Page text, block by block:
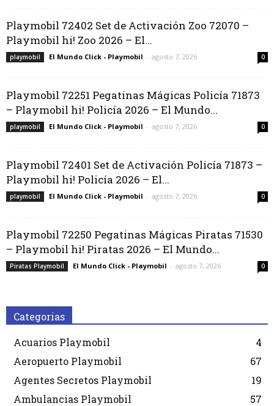
Playmobil 72402 Set de Activación Zoo 72070 –
Playmobil hi! Zoo 2026 – El...
playmobil El Mundo Click - Playmobil - agosto 7, 2026 0
Playmobil 72251 Pegatinas Mágicas Policía 71873
– Playmobil hi! Policía 2026 – El Mundo...
playmobil El Mundo Click - Playmobil - agosto 7, 2026 0
Playmobil 72401 Set de Activación Policía 71873 –
Playmobil hi! Policía 2026 – El...
playmobil El Mundo Click - Playmobil - agosto 7, 2026 0
Playmobil 72250 Pegatinas Mágicas Piratas 71530
– Playmobil hi! Piratas 2026 – El Mundo...
Piratas Playmobil El Mundo Click - Playmobil - agosto 7, 2026 0
Categorias
Acuarios Playmobil
4
Aeropuerto Playmobil
67
Agentes Secretos Playmobil
19
Ambulancias Playmobil
57